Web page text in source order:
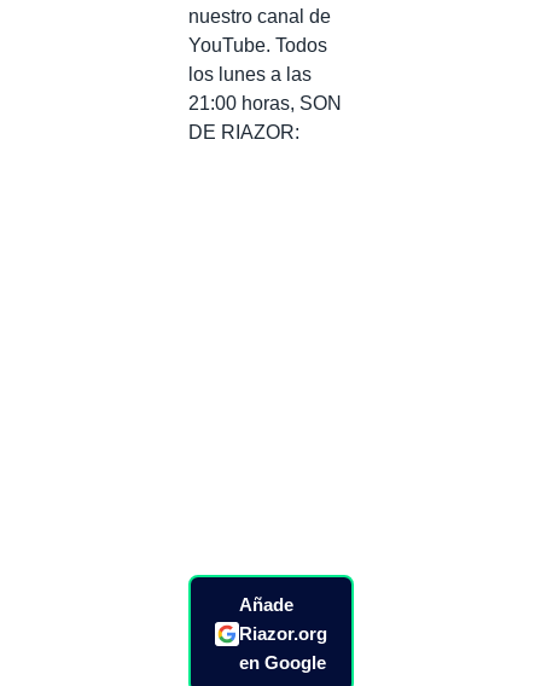
nuestro canal de
YouTube. Todos
los lunes a las
21:00 horas, SON
DE RIAZOR:
Añade
Riazor.org
en Google